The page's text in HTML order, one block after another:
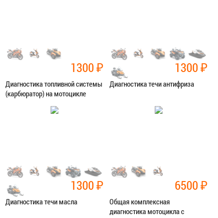
1300₽
Диагностика топливной системы
(карбюратор) на мотоцикле
Диагностика
1300₽
Диагностика течи антифриза
Диагностика
1300₽
Диагностика течи масла
6500₽
Общая комплексная
диагностика мотоцикла с